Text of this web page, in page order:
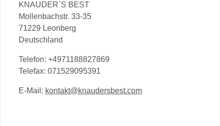
KNAUDER´S BEST
Mollenbachstr. 33-35
71229 Leonberg
Deutschland
Telefon: +4971188827869
Telefax: 071529095391
E-Mail: kontakt@knaudersbest.com